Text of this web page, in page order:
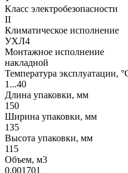
Класс электробезопасности
II
Климатическое исполнение
УХЛ4
Монтажное исполнение
накладной
Температура эксплуатации,
1...40
Длина упаковки, мм
150
Ширина упаковки, мм
135
Высота упаковки, мм
115
Объем, м3
0,001701